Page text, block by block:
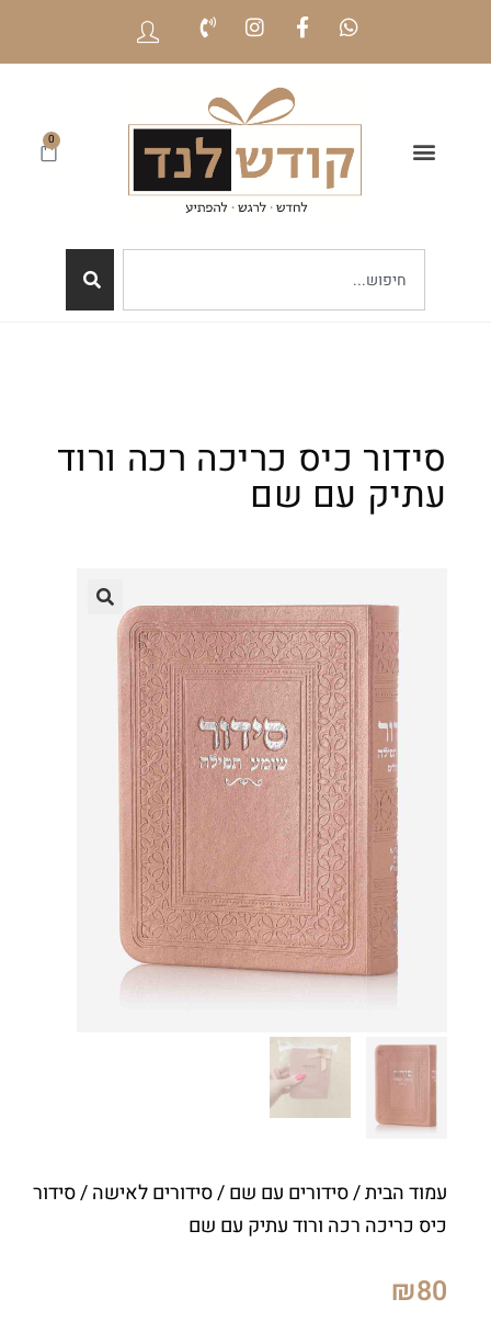
0
סידור כיס כריכה רכה ורוד
עתיק עם שם
עמוד הבית/סידורים עם שם/סידורים לאישה/ סידור
כיס כריכה רכה ורוד עתיק עם שם
₪80